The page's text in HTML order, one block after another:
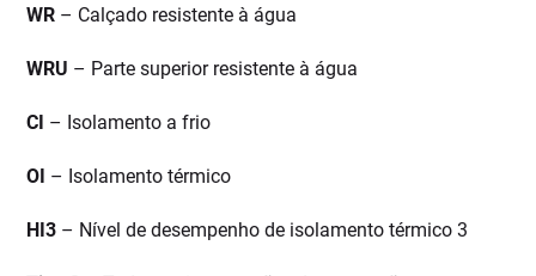
WR – Calçado resistente à água
WRU – Parte superior resistente à água
CI – Isolamento a frio
OI – Isolamento térmico
HI3 – Nível de desempenho de isolamento térmico 3